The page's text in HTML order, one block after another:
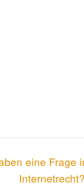
eine Frage
Internetrecht?